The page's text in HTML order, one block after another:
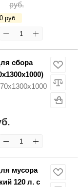
руб.
руб.
сбора
мусора
120 л. с